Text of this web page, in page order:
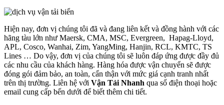
Hiện nay, đơn vị chúng tôi đã và đang liên kết và đồng hành với các
hãng tàu lớn như Maersk, CMA, MSC, Evergreen, Hapag-Lloyd,
APL, Cosco, Wanhai, Zim, YangMing, Hanjin, RCL, KMTC, TS
Lines … Do vậy, đơn vị của chúng tôi sẽ luôn đáp ứng được đầy đủ
các nhu cầu của khách hàng. Hàng hóa được vận chuyển sẽ được
đóng gói đảm bảo, an toàn, cẩn thận với mức giá cạnh tranh nhất
trên thị trường. Liên hệ với Vận Tải Nhanh qua số điện thoại hoặc
email cung cấp bến dưới để biết thêm chi tiết.